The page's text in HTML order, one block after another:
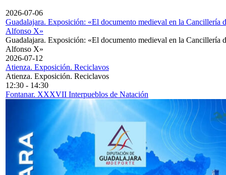
2026-07-06
Guadalajara. Exposición: «El documento medieval en la Cancillería
Alfonso X»
Guadalajara. Exposición: «El documento medieval en la Cancillería
Alfonso X»
2026-07-12
Atienza. Exposición. Reciclavos
Atienza. Exposición. Reciclavos
12:30 - 14:30
Fontanar. XXXVII Interpueblos de Natación